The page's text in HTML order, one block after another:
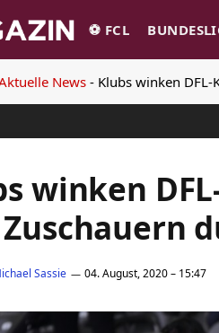
⚽️ FCL
News - Klubs winken
winken
Sassie 04. August, 2020 – 15:47